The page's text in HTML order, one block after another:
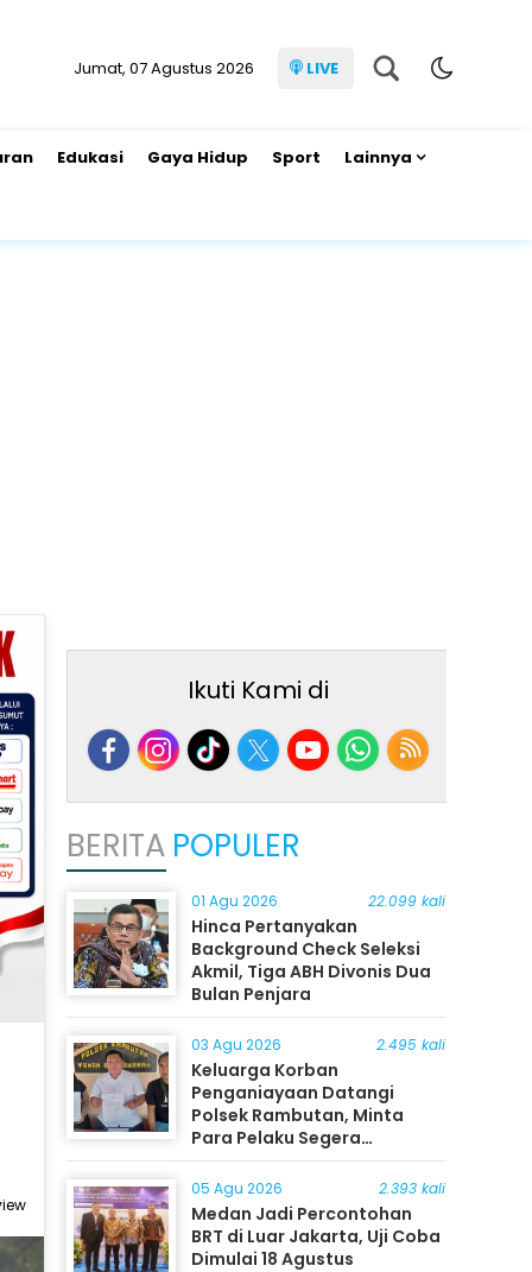
Jumat, 07 Agustus 2026 LIVE
Edukasi Gaya Hidup Sport Lainnya
Ikuti Kami di
BERITA POPULER
01 Agu 2026 22.099 kali
Hinca Pertanyakan
Background Check Seleksi
Akmil, Tiga ABH Divonis Dua
Bulan Penjara
03 Agu 2026 2.495 kali
Keluarga Korban
Penganiayaan Datangi
Polsek Rambutan, Minta
Para Pelaku Segera
Ditangkap
05 Agu 2026 2.393 kali
Medan Jadi Percontohan
BRT di Luar Jakarta, Uji Coba
Dimulai 18 Agustus